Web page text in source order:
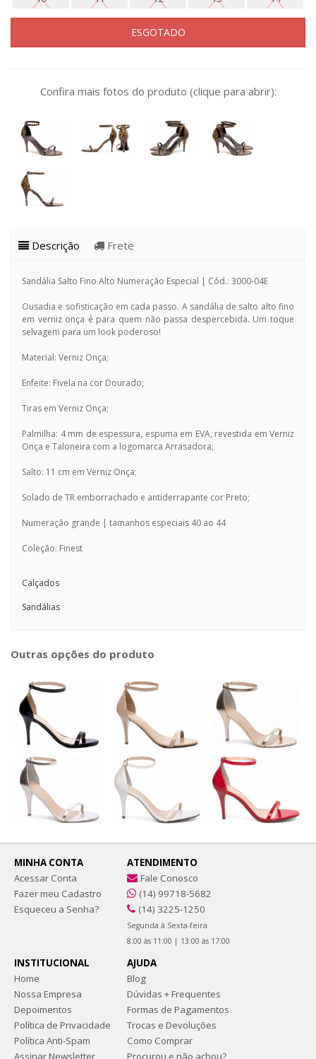
ESGOTADO
Confira mais fotos do produto (clique para abrir):
Descrição Frete
Sandália Salto Fino Alto Numeração Especial | Cód.: 3000-04E
Ousadia e sofisticação em cada passo. A sandália de salto alto fino
em verniz onça é para quem não passa despercebida. Um toque
selvagem para um look poderoso!
Material: Verniz Onça;
Enfeite: Fivela na cor Dourado;
Tiras em Verniz Onça;
Palmilha: 4 mm de espessura, espuma em EVA, revestida em Verniz
Onça e Taloneira com a logomarca Arrasadora;
Salto: 11 cm em Verniz Onça;
Solado de TR emborrachado e antiderrapante cor Preto;
Numeração grande | tamanhos especiais 40 ao 44
Coleção: Finest
Calçados
Sandálias
Outras opções do produto
MINHA CONTA
Acessar Conta
Fazer meu Cadastro
Esqueceu a Senha?
ATENDIMENTO
Fale Conosco
(14) 99718-5682
(14) 3225-1250
Segunda à Sexta-feira
8:00 às 11:00 | 13:00 às 17:00
INSTITUCIONAL
Home
Nossa Empresa
Depoimentos
Política de Privacidade
Política Anti-Spam
Assinar Newsletter
AJUDA
Blog
Dúvidas + Frequentes
Formas de Pagamentos
Trocas e Devoluções
Como Comprar
Procurou e não achou?